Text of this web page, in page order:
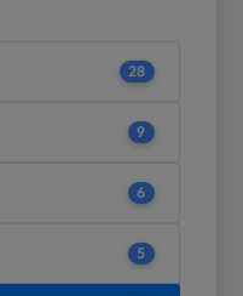
28
9
6
5